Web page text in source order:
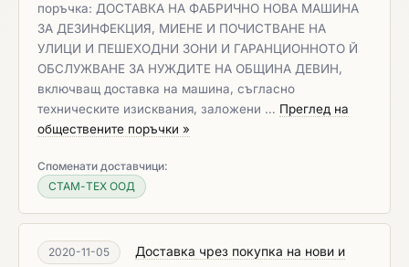
поръчка: ДОСТАВКА НА ФАБРИЧНО НОВА МАШИНА
ЗА ДЕЗИНФЕКЦИЯ, МИЕНЕ И ПОЧИСТВАНЕ НА
УЛИЦИ И ПЕШЕХОДНИ ЗОНИ И ГАРАНЦИОННОТО Й
ОБСЛУЖВАНЕ ЗА НУЖДИТЕ НА ОБЩИНА ДЕВИН,
включващ доставка на машина, съгласно
техническите изисквания, заложени … Преглед на
обществените поръчки »
Споменати доставчици:
СТАМ-ТЕХ ООД
2020-11-05
Доставка чрез покупка на нови и